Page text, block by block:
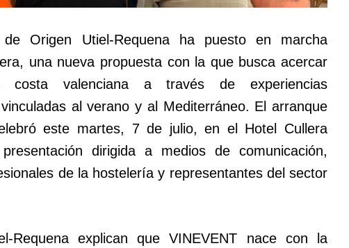
de Origen Utiel-Requena ha puesto en marcha
una nueva propuesta con la que busca acercar
valenciana a través de experiencias
al verano y al Mediterráneo. El arranque
este martes, 7 de julio, en el Hotel Cullera
dirigida a medios de comunicación,
de la hostelería y representantes del sector
Requena explican que VINEVENT nace con la